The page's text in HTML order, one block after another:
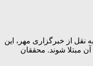
از خبرگزاری مهر، این
مبتلا شوند. محققان